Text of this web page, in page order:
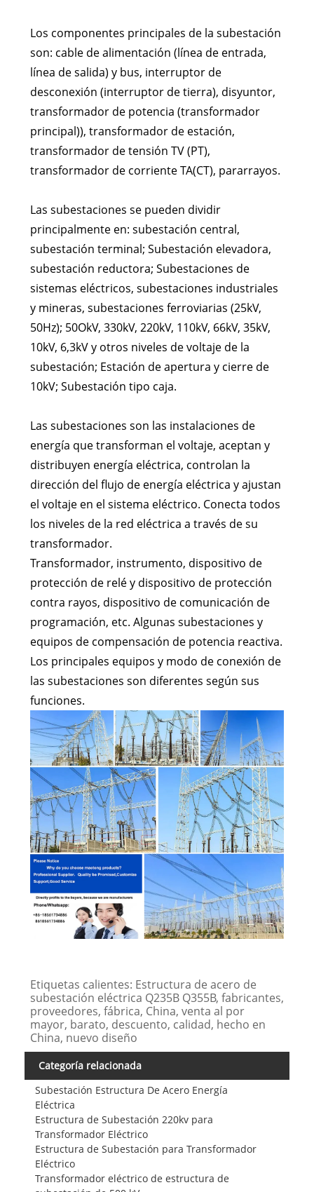
Los componentes principales de la subestación
son: cable de alimentación (línea de entrada,
línea de salida) y bus, interruptor de
desconexión (interruptor de tierra), disyuntor,
transformador de potencia (transformador
principal)), transformador de estación,
transformador de tensión TV (PT),
transformador de corriente TA(CT), pararrayos.
Las subestaciones se pueden dividir
principalmente en: subestación central,
subestación terminal; Subestación elevadora,
subestación reductora; Subestaciones de
sistemas eléctricos, subestaciones industriales
y mineras, subestaciones ferroviarias (25kV,
50Hz); 50OkV, 330kV, 220kV, 110kV, 66kV, 35kV,
10kV, 6,3kV y otros niveles de voltaje de la
subestación; Estación de apertura y cierre de
10kV; Subestación tipo caja.
Las subestaciones son las instalaciones de
energía que transforman el voltaje, aceptan y
distribuyen energía eléctrica, controlan la
dirección del flujo de energía eléctrica y ajustan
el voltaje en el sistema eléctrico. Conecta todos
los niveles de la red eléctrica a través de su
transformador.
Transformador, instrumento, dispositivo de
protección de relé y dispositivo de protección
contra rayos, dispositivo de comunicación de
programación, etc. Algunas subestaciones y
equipos de compensación de potencia reactiva.
Los principales equipos y modo de conexión de
las subestaciones son diferentes según sus
funciones.
Etiquetas calientes: Estructura de acero de
subestación eléctrica Q235B Q355B, fabricantes,
proveedores, fábrica, China, venta al por
mayor, barato, descuento, calidad, hecho en
China, nuevo diseño
Categoría relacionada
Subestación Estructura De Acero Energía
Eléctrica
Estructura de Subestación 220kv para
Transformador Eléctrico
Estructura de Subestación para Transformador
Eléctrico
Transformador eléctrico de estructura de